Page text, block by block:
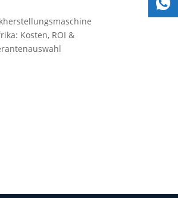
Kosten, ROI &